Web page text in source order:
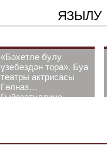
ЯЗЫЛУ
«Бәхетле булу
үзебездән тора». Буа
театры актрисасы
Гөлназ
Гыйззәтуллина-